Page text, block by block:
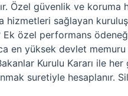
Özel güvenlik ve koruma
hizmetleri sağlayan
Ek özel performans
en yüksek devlet
Kurulu Kararı ile
suretiyle hesaplanır.